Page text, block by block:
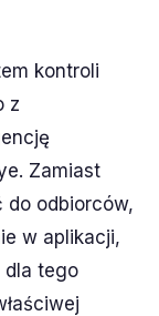
kontroli
z
Zamiast
do odbiorców,
w aplikacji,
dla tego